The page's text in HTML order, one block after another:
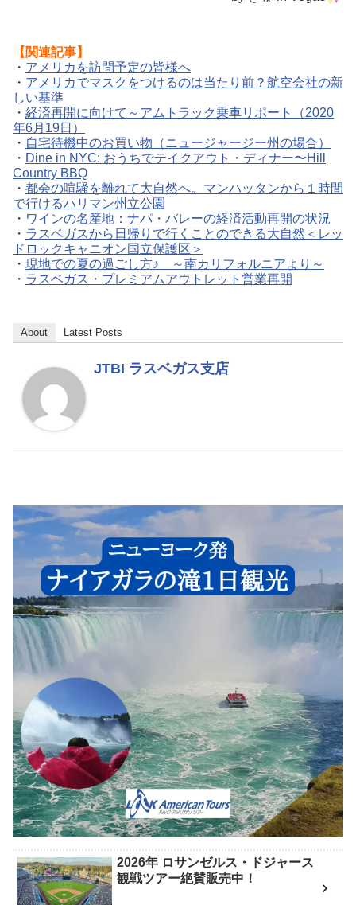
【関連記事】
・ アメリカを訪問予定の皆様へ
・ アメリカでマスクをつけるのは当たり前？航空会社の新
しい基準
・ 経済再開に向けて～アムトラック乗車リポート（2020
年6月19日）
・ 自宅待機中のお買い物（ニュージャージー州の場合）
・ Dine in NYC: おうちでテイクアウト・ディナー〜Hill
Country BBQ
・ 都会の喧騒を離れて大自然へ。マンハッタンから１時間
で行けるハリマン州立公園
・ ワインの名産地：ナパ・バレーの経済活動再開の状況
・ ラスベガスから日帰りで行くことのできる大自然＜レッ
ドロックキャニオン国立保護区＞
・ 現地での夏の過ごし方♪ ～南カリフォルニアより～
・ ラスベガス・プレミアムアウトレット営業再開
About Latest Posts
JTBI ラスベガス支店
2026年 ロサンゼルス・ドジャース
観戦ツアー絶賛販売中！